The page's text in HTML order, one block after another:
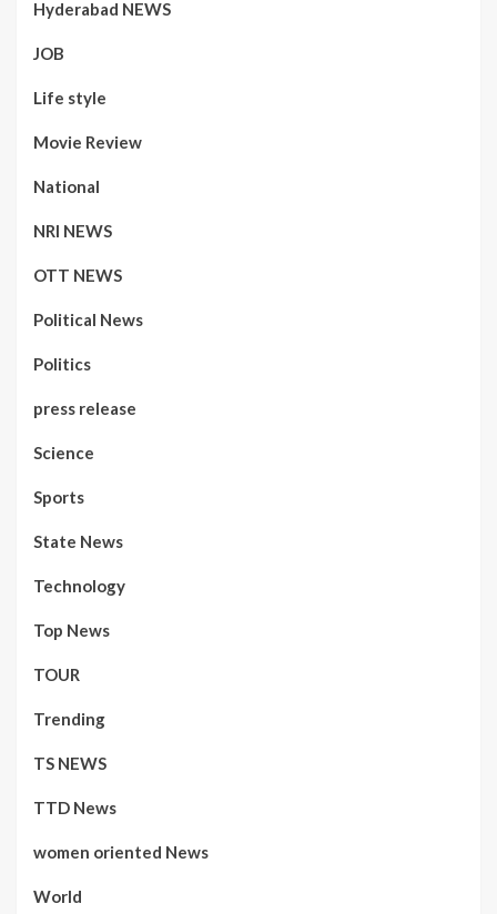
Hyderabad NEWS
JOB
Life style
Movie Review
National
NRI NEWS
OTT NEWS
Political News
Politics
press release
Science
Sports
State News
Technology
Top News
TOUR
Trending
TS NEWS
TTD News
women oriented News
World